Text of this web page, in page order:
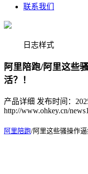
联系我们
日志样式
阿里陪跑/阿里这些
活？！
产品详细 发布时间：
http://www.ohkey.cn/
阿里陪跑/阿里这些骚操作